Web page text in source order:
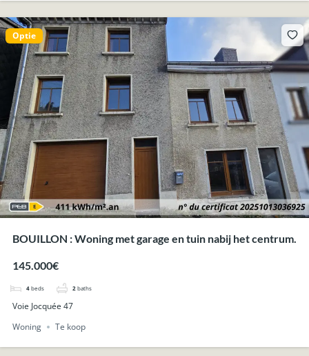
Optie
BOUILLON : Woning met garage en tuin nabij het centrum.
145.000€
4 beds 2 baths
Voie Jocquée 47
Woning
Te koop